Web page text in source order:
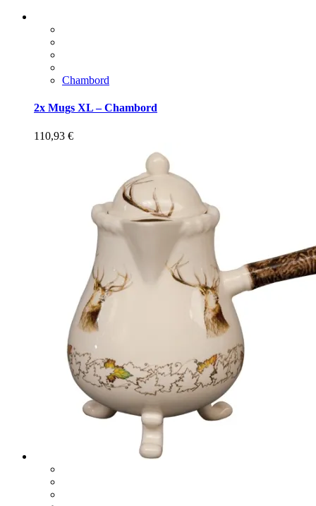
Chambord
2x Mugs XL – Chambord
110,93 €